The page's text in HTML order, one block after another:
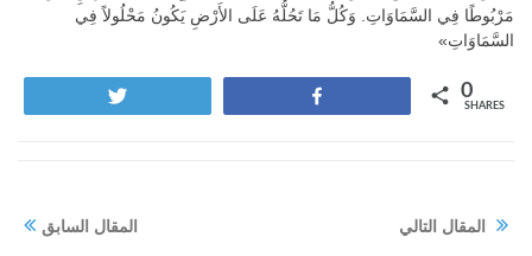
مَرْبُوطًا فِي السَّمَاوَاتِ. وَكُلُّ مَا تَحُلُّهُ عَلَى الأَرْضِ يَكُونُ مَحْلُولاً فِي
السَّمَاوَاتِ»
0
SHARES
المقال السابق المقال التالي